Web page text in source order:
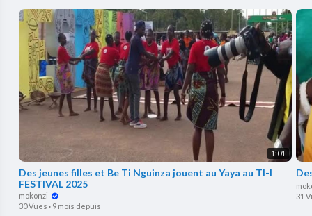
1:01
Des jeunes filles et Be Ti Nguinza jouent au Yaya au TI-I
FESTIVAL 2025
mokonzi
30 Vues · 9 mois depuis
31